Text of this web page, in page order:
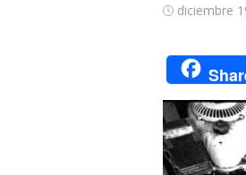
Publicada
diciembre